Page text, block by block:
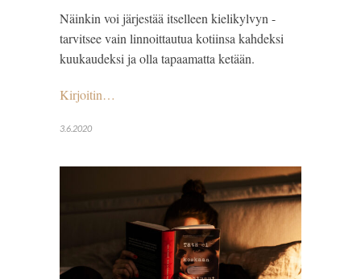
Näinkin voi järjestää itselleen kielikylvyn -
tarvitsee vain linnoittautua kotiinsa kahdeksi
kuukaudeksi ja olla tapaamatta ketään.
Kirjoitin…
3.6.2020